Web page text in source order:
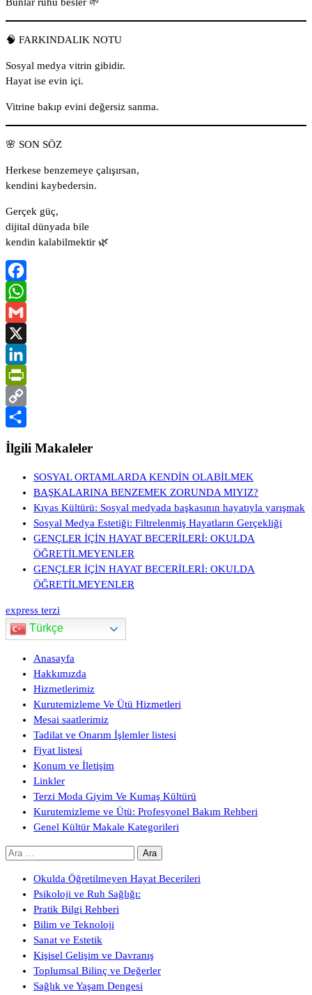
Bunlar ruhu besler 🌱
🧠 FARKINDALIK NOTU
Sosyal medya vitrin gibidir.
Hayat ise evin içi.
Vitrine bakıp evini değersiz sanma.
🌸 SON SÖZ
Herkese benzemeye çalışırsan,
kendini kaybedersin.
Gerçek güç,
dijital dünyada bile
kendin kalabilmektir 🌿
Facebook
WhatsApp
Gmail
X
LinkedIn
PrintFriendly
Copy
Link
Share
İlgili Makaleler
SOSYAL ORTAMLARDA KENDİN OLABİLMEK
BAŞKALARINA BENZEMEK ZORUNDA MIYIZ?
Kıyas Kültürü: Sosyal medyada başkasının hayatıyla yarışmak
Sosyal Medya Estetiği: Filtrelenmiş Hayatların Gerçekliği
GENÇLER İÇİN HAYAT BECERİLERİ: OKULDA
ÖĞRETİLMEYENLER
GENÇLER İÇİN HAYAT BECERİLERİ: OKULDA
ÖĞRETİLMEYENLER
express terzi
Türkçe
Anasayfa
Hakkımızda
Hizmetlerimiz
Kurutemizleme Ve Ütü Hizmetleri
Mesai saatlerimiz
Tadilat ve Onarım İşlemler listesi
Fiyat listesi
Konum ve İletişim
Linkler
Terzi Moda Giyim Ve Kumaş Kültürü
Kurutemizleme ve Ütü: Profesyonel Bakım Rehberi
Genel Kültür Makale Kategorileri
Arama:
Okulda Öğretilmeyen Hayat Becerileri
Psikoloji ve Ruh Sağlığı:
Pratik Bilgi Rehberi
Bilim ve Teknoloji
Sanat ve Estetik
Kişisel Gelişim ve Davranış
Toplumsal Bilinç ve Değerler
Sağlık ve Yaşam Dengesi